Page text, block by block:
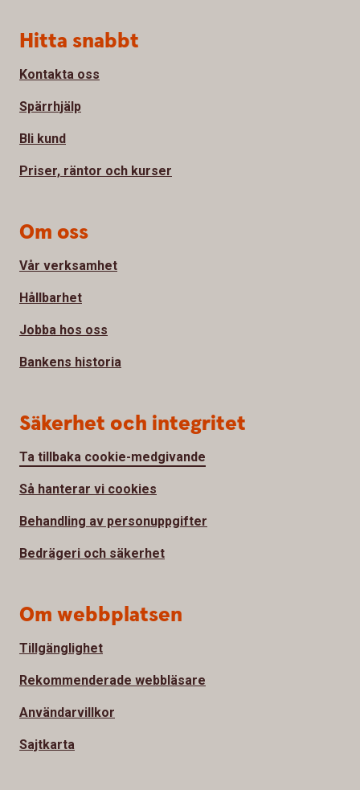
Sidfot
Hitta snabbt
Kontakta oss
Spärrhjälp
Bli kund
Priser, räntor och kurser
Om oss
Vår verksamhet
Hållbarhet
Jobba hos oss
Bankens historia
Säkerhet och integritet
Ta tillbaka cookie-medgivande
Så hanterar vi cookies
Behandling av personuppgifter
Bedrägeri och säkerhet
Om webbplatsen
Tillgänglighet
Rekommenderade webbläsare
Användarvillkor
Sajtkarta